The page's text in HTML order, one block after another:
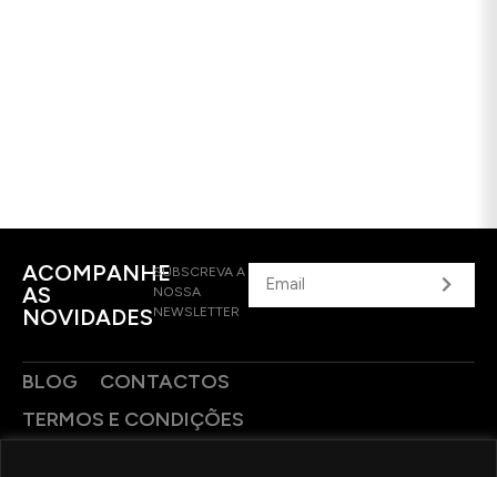
ACOMPANHE
AS
NOVIDADES
SUBSCREVA A
NOSSA
NEWSLETTER
BLOG
CONTACTOS
TERMOS E CONDIÇÕES